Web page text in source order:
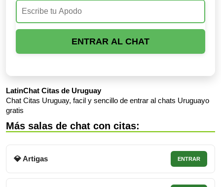
ENTRAR AL CHAT
LatinChat Citas de Uruguay
Chat Citas Uruguay, facil y sencillo de entrar al chats Uruguayo
gratis
Más salas de chat con citas:
💎 Artigas ENTRAR